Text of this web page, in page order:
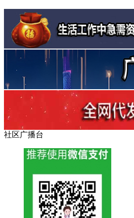
社区广播台